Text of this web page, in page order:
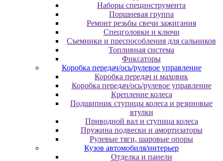
Наборы специнструмента
Поршневая группа
Ремонт резьбы свечи зажигания
Спецголовки и ключи
Съемники и преспособления для сальников
Топливная система
Фиксаторы
Коробка передач/ось/рулевое управление
Коробка передач и маховик
Коробка передач/ось/рулевое управление
Крепление колеса
Подшипник ступицы колеса и резиновые
втулки
Приводной вал и ступица колеса
Пружина подвески и амортизаторы
Рулевые тяги, шаровые опоры
Кузов автомобиля/интерьер
Отделка и панели